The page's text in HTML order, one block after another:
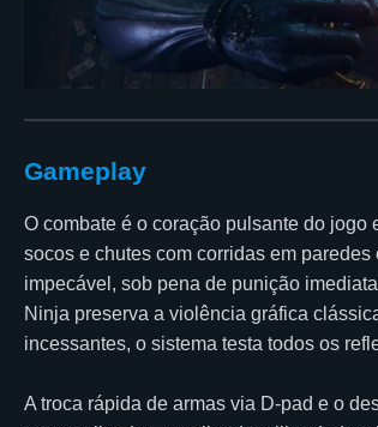
Gameplay
O combate é o coração pulsante do
socos e chutes com corridas em
impecável, sob pena de punição
Ninja preserva a violência gráfica
incessantes, o sistema testa todos os
A troca rápida de armas via D-pad e o